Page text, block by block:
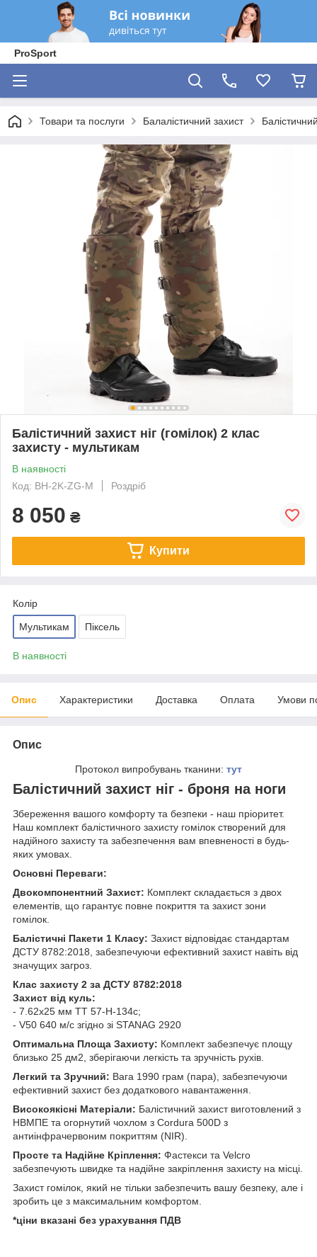
ProSport
Товари та послуги Балалістичний захист
Балістичний захист ніг (гомілок) 2 клас
захисту - мультикам
В наявності
Код: BH-2K-ZG-M
Роздріб
8 050 ₴
Купити
Колір
Мультикам Піксель
В наявності
Опис Характеристики Доставка Оплата Умови
Опис
Протокол випробувань тканини: тут
Балістичний захист ніг - броня на ноги
Збереження вашого комфорту та безпеки - наш пріоритет.
Наш комплект балістичного захисту гомілок створений для
надійного захисту та забезпечення вам впевненості в будь-
яких умовах.
Основні Переваги:
Двокомпонентний Захист: Комплект складається з двох
елементів, що гарантує повне покриття та захист зони
гомілок.
Балістичні Пакети 1 Класу: Захист відповідає стандартам
ДСТУ 8782:2018, забезпечуючи ефективний захист навіть від
значущих загроз.
Клас захисту 2 за ДСТУ 8782:2018
Захист від куль:
- 7.62х25 мм ТТ 57-Н-134с;
- V50 640 м/с згідно зі STANAG 2920
Оптимальна Площа Захисту: Комплект забезпечує площу
близько 25 дм2, зберігаючи легкість та зручність рухів.
Легкий та Зручний: Вага 1990 грам (пара), забезпечуючи
ефективний захист без додаткового навантаження.
Високоякісні Матеріали: Балістичний захист виготовлений з
НВМПЕ та огорнутий чохлом з Cordura 500D з
антиінфрачервоним покриттям (NIR).
Просте та Надійне Кріплення: Фастекси та Velcro
забезпечують швидке та надійне закріплення захисту на місці.
Захист гомілок, який не тільки забезпечить вашу безпеку, але і
зробить це з максимальним комфортом.
*ціни вказані без урахування ПДВ